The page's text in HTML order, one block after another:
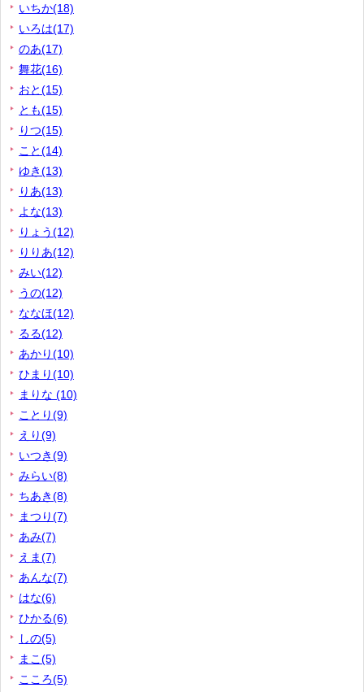
いちか(18)
いろは(17)
のあ(17)
舞花(16)
おと(15)
とも(15)
りつ(15)
こと(14)
ゆき(13)
りあ(13)
よな(13)
りょう(12)
りりあ(12)
みい(12)
うの(12)
ななほ(12)
るる(12)
あかり(10)
ひまり(10)
まりな (10)
ことり(9)
えり(9)
いつき(9)
みらい(8)
ちあき(8)
まつり(7)
あみ(7)
えま(7)
あんな(7)
はな(6)
ひかる(6)
しの(5)
まこ(5)
こころ(5)